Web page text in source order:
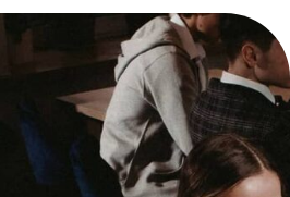
проекты
районных кадровых
работодателям
эффективного
труда и занятости